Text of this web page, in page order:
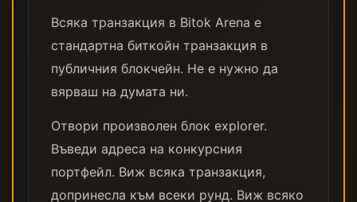
Всяка транзакция в Bitok Arena е
стандартна биткойн транзакция в
публичния блокчейн. Не е нужно да
вярваш на думата ни.
Отвори произволен блок explorer.
Въведи адреса на конкурсния
портфейл. Виж всяка транзакция,
допринесла към всеки рунд. Виж всяко